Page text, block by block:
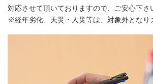
対応させて頂いておりますので、ご安心下さ
※経年劣化、天災・人災等は、対象外となり